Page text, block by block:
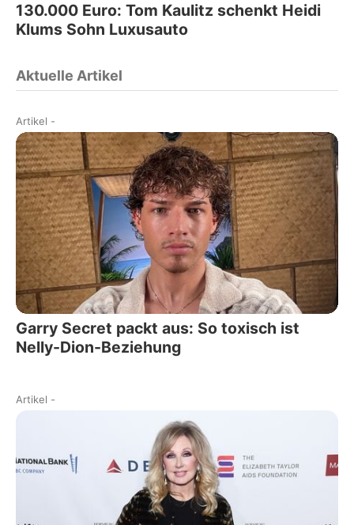
130.000 Euro: Tom Kaulitz schenkt Heidi
Klums Sohn Luxusauto
Aktuelle Artikel
Artikel -
Garry Secret packt aus: So toxisch ist
Nelly-Dion-Beziehung
Artikel -